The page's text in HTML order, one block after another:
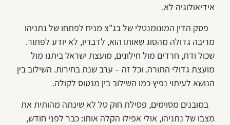
אידיאולוגיה לא.
פסק הדין המונומנטלי של בג"צ מניח לפתחו של נתניהו
מריבה גדולה מהסוג שאותו הוא, לדבריו, לא יודע לפתור.
שכול ודת, חרדים מול חילונים, מועצת ישראל ביתנו מול
מועצת גדולי התורה. וכל זה – ערב שנת בחירות. השילוב בין
הנושא לעיתוי נפיץ כמו השילוב בין מנטוס לקולה.
במובנים מסוימים, פסילת חוק טל לא שינתה מהותית את
מצבו של נתניהו, אולי אפילו הקלה אותו: כבר לפני חודש,